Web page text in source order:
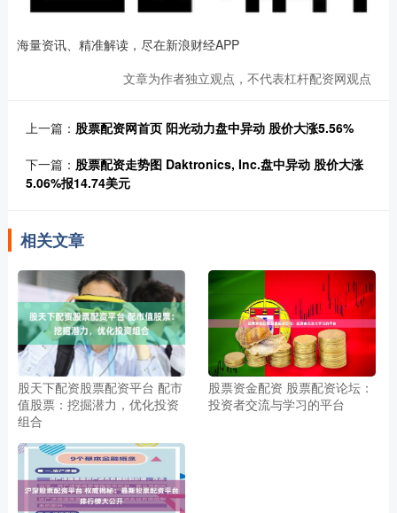
海量资讯、精准解读，尽在新浪财经APP
文章为作者独立观点，不代表杠杆配资网观点
上一篇： 股票配资网首页 阳光动力盘中异动 股价大涨5.56%
下一篇： 股票配资走势图 Daktronics, Inc.盘中异动 股价大涨
5.06%报14.74美元
相关文章
股天下配资股票配资平台 配市
值股票：挖掘潜力，优化投资
组合
股票资金配资 股票配资论坛：
投资者交流与学习的平台